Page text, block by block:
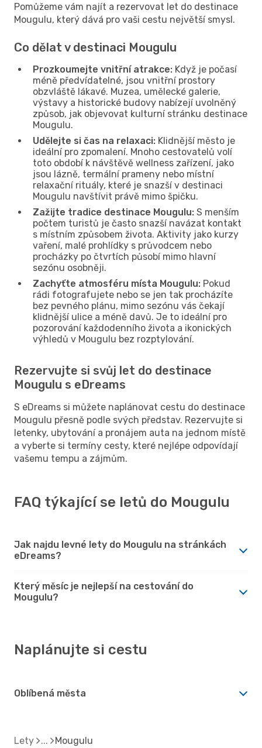
Pomůžeme vám najít a rezervovat let do destinace
Mougulu, který dává pro vaši cestu největší smysl.
Co dělat v destinaci Mougulu
Prozkoumejte vnitřní atrakce: Když je počasí
méně předvídatelné, jsou vnitřní prostory
obzvláště lákavé. Muzea, umělecké galerie,
výstavy a historické budovy nabízejí uvolněný
způsob, jak objevovat kulturní stránku destinace
Mougulu.
Udělejte si čas na relaxaci: Klidnější město je
ideální pro zpomalení. Mnoho cestovatelů volí
toto období k návštěvě wellness zařízení, jako
jsou lázně, termální prameny nebo místní
relaxační rituály, které je snazší v destinaci
Mougulu navštívit právě mimo špičku.
Zažijte tradice destinace Mougulu: S menším
počtem turistů je často snazší navázat kontakt
s místním způsobem života. Aktivity jako kurzy
vaření, malé prohlídky s průvodcem nebo
procházky po čtvrtích působí mimo hlavní
sezónu osobněji.
Zachyťte atmosféru místa Mougulu: Pokud
rádi fotografujete nebo se jen tak procházíte
bez pevného plánu, mimo sezónu vás čekají
klidnější ulice a méně davů. Je to ideální pro
pozorování každodenního života a ikonických
výhledů v Mougulu bez rozptylování.
Rezervujte si svůj let do destinace
Mougulu s eDreams
S eDreams si můžete naplánovat cestu do destinace
Mougulu přesně podle svých představ. Rezervujte si
letenky, ubytování a pronájem auta na jednom místě
a vyberte si termíny cesty, které nejlépe odpovídají
vašemu tempu a zájmům.
FAQ týkající se letů do Mougulu
Jak najdu levné lety do Mougulu na stránkách
eDreams?
Který měsíc je nejlepší na cestování do
Mougulu?
Naplánujte si cestu
Oblíbená města
Lety Mougulu